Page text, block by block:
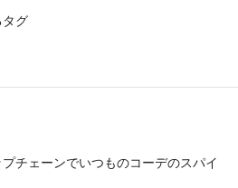
タグ
チェーンでいつものコーデのスパイ